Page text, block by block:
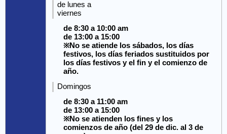
de lunes a
viernes
de 8:30 a 10:00 am
de 13:00 a 15:00
※No se atiende los sábados, los días
festivos, los días feriados sustituidos por
los días festivos y el fin y el comienzo de
año.
Domingos
de 8:30 a 11:00 am
de 13:00 a 15:00
※No se atienden los fines y los
comienzos de año (del 29 de dic. al 3 de